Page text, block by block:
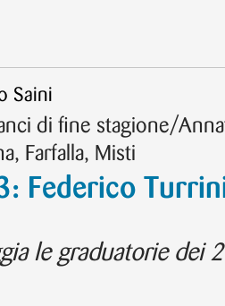
Saini
di fine stagione/
Farfalla, Misti
Federico
le graduatorie dei